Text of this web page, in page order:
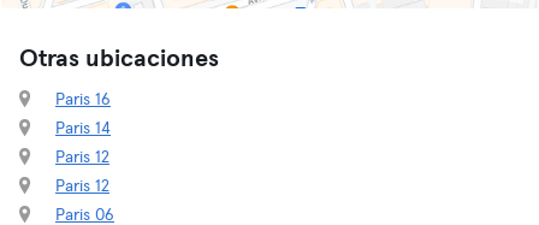
Otras ubicaciones
Paris 16
Paris 14
Paris 12
Paris 12
Paris 06